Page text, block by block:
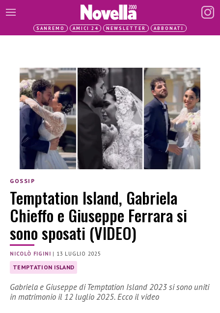
SANREMO AMICI 24 NEWSLETTER ABBONATI
GOSSIP
Temptation Island, Gabriela
Chieffo e Giuseppe Ferrara si
sono sposati (VIDEO)
NICOLÒ FIGINI | 13 LUGLIO 2025
TEMPTATION ISLAND
Gabriela e Giuseppe di Temptation Island 2023 si sono uniti
in matrimonio il 12 luglio 2025. Ecco il video